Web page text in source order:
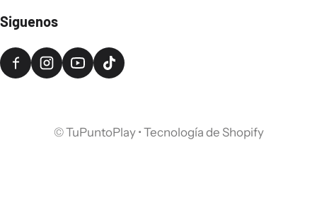
Siguenos
©TuPuntoPlay• Tecnología de Shopify